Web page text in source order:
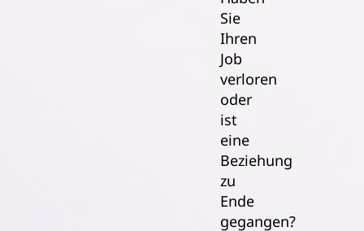
Sie
Ihren
Job
verloren
oder
ist
eine
Beziehung
zu
Ende
gegangen?